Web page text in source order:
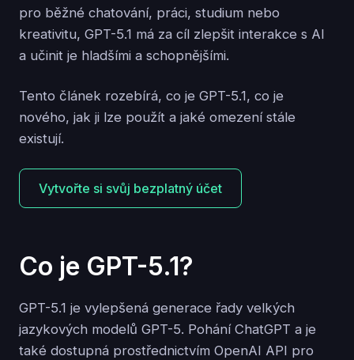
pro běžné chatování, práci, studium nebo
kreativitu, GPT-5.1 má za cíl zlepšit interakce s AI
a učinit je hladšími a schopnějšími.
Tento článek rozebírá, co je GPT-5.1, co je
nového, jak ji lze použít a jaké omezení stále
existují.
Vytvořte si svůj bezplatný účet
Co je GPT-5.1?
GPT-5.1 je vylepšená generace řady velkých
jazykových modelů GPT-5. Pohání ChatGPT a je
také dostupná prostřednictvím OpenAI API pro